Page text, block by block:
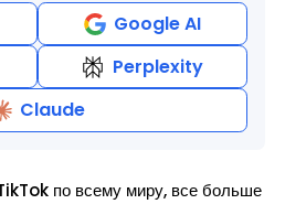
Google AI
Perplexity
Claude
по всему миру, все больше